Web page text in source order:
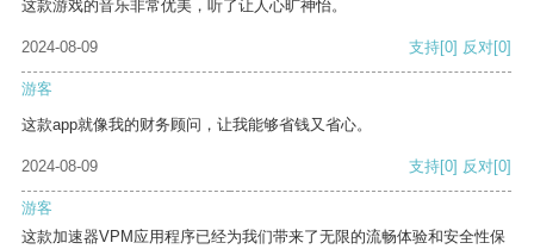
这款游戏的音乐非常优美，听了让人心旷神怡。
2024-08-09 支持[0] 反对[0]
游客
这款app就像我的财务顾问，让我能够省钱又省心。
2024-08-09 支持[0] 反对[0]
游客
这款加速器VPM应用程序已经为我们带来了无限的流畅体验和安全性保